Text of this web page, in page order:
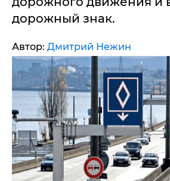
дорожный знак.
Автор: Дмитрий Нежин